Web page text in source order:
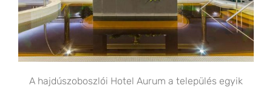
A hajdúszoboszlói Hotel Aurum a település egyik